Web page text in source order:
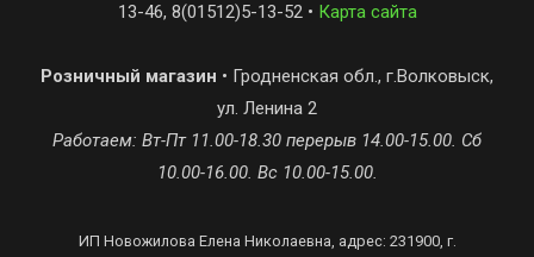
13-46, 8(01512)5-13-52 • Карта сайта
Розничный магазин • Гродненская обл., г.Волковыск,
ул. Ленина 2
Работаем: Вт-Пт 11.00-18.30 перерыв 14.00-15.00. Сб
10.00-16.00. Вс 10.00-15.00.
ИП Новожилова Елена Николаевна, адрес: 231900, г.